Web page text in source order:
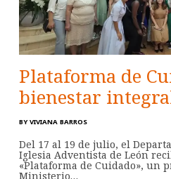
Plataforma de
bienestar
BY VIVIANA BARROS
Del 17 al 19 de julio, el
Iglesia Adventista de León
«Plataforma de Cuidado», un
Ministerio…